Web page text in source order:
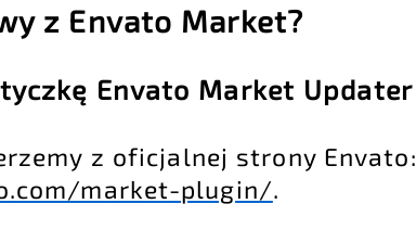
z Envato Market?
Envato Market Updater
z oficjalnej strony Envato:
market-plugin/.